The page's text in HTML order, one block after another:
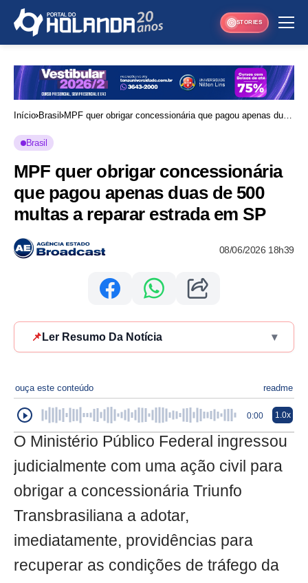
STORIES
Início Brasil
MPF quer obrigar concessionária que pagou apenas duas
Brasil
MPF quer obrigar concessionária
que pagou apenas duas de 500
multas a reparar estrada em SP
08/06/2026 18h39
📌 Ler Resumo Da Notícia ▾
ouça este conteúdo readme
0:00 1.0x
O Ministério Público Federal ingressou
judicialmente com uma ação civil para
obrigar a concessionária Triunfo
Transbrasiliana a adotar,
imediatamente, providências para
recuperar as condições de tráfego da